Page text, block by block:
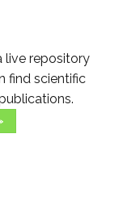
live repository
find scientific